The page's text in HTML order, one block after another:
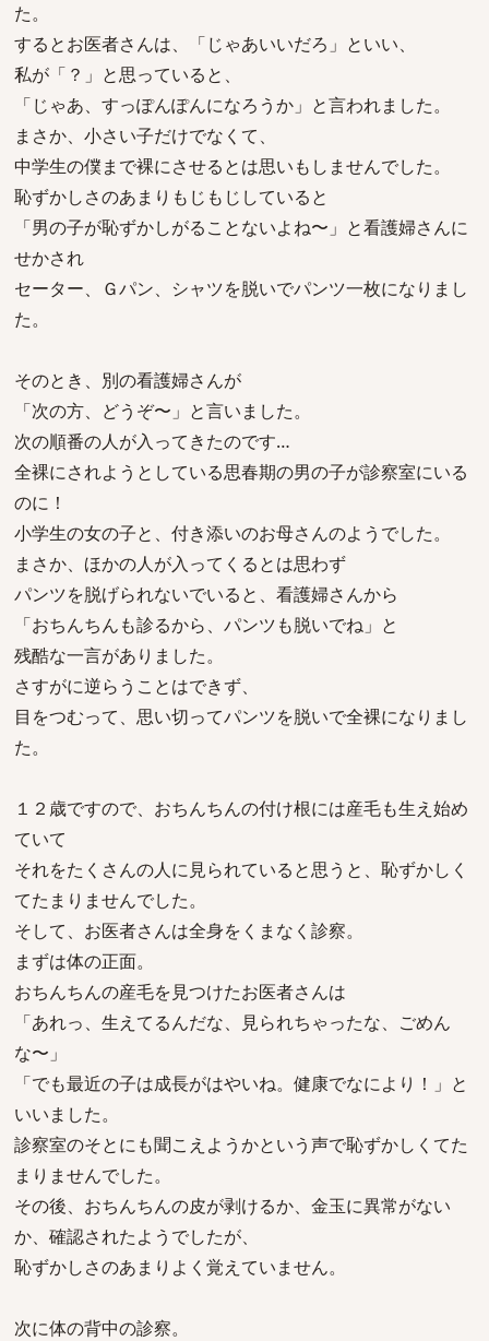
た。
するとお医者さんは、「じゃあいいだろ」といい、
私が「？」と思っていると、
「じゃあ、すっぽんぽんになろうか」と言われました。
まさか、小さい子だけでなくて、
中学生の僕まで裸にさせるとは思いもしませんでした。
恥ずかしさのあまりもじもじしていると
「男の子が恥ずかしがることないよね〜」と看護婦さんに
せかされ
セーター、Ｇパン、シャツを脱いでパンツ一枚になりまし
た。
そのとき、別の看護婦さんが
「次の方、どうぞ〜」と言いました。
次の順番の人が入ってきたのです…
全裸にされようとしている思春期の男の子が診察室にいる
のに！
小学生の女の子と、付き添いのお母さんのようでした。
まさか、ほかの人が入ってくるとは思わず
パンツを脱げられないでいると、看護婦さんから
「おちんちんも診るから、パンツも脱いでね」と
残酷な一言がありました。
さすがに逆らうことはできず、
目をつむって、思い切ってパンツを脱いで全裸になりまし
た。
１２歳ですので、おちんちんの付け根には産毛も生え始め
ていて
それをたくさんの人に見られていると思うと、恥ずかしく
てたまりませんでした。
そして、お医者さんは全身をくまなく診察。
まずは体の正面。
おちんちんの産毛を見つけたお医者さんは
「あれっ、生えてるんだな、見られちゃったな、ごめん
な〜」
「でも最近の子は成長がはやいね。健康でなにより！」と
いいました。
診察室のそとにも聞こえようかという声で恥ずかしくてた
まりませんでした。
その後、おちんちんの皮が剥けるか、金玉に異常がない
か、確認されたようでしたが、
恥ずかしさのあまりよく覚えていません。
次に体の背中の診察。